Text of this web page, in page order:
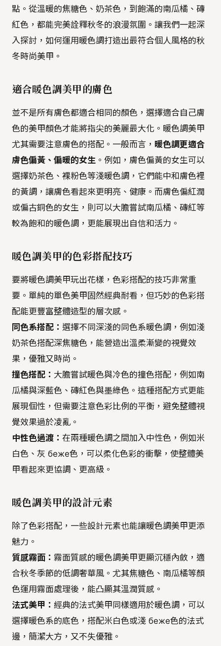
點。從溫暖的焦糖色、奶茶色，到飽滿的南瓜橘、磚
紅色，都能完美詮釋秋冬的浪漫氛圍。讓我們一起深
入探討，如何運用暖色調打造出最符合個人風格的秋
冬時尚美甲。
適合暖色調美甲的膚色
並不是所有膚色都適合相同的顏色，選擇適合自己膚
色的美甲顏色才能將指尖的美麗最大化。暖色調美甲
尤其需要注意膚色的搭配。一般而言， 暖色調更適合
膚色偏黃、偏暖的女生 。例如，膚色偏黃的女生可以
選擇奶茶色、裸粉色等淺暖色調，它們能中和膚色裡
的黃調，讓膚色看起來更明亮、健康。而膚色偏紅潤
或偏古銅色的女生，則可以大膽嘗試南瓜橘、磚紅等
較為飽和的暖色調，更能展現出自信和活力。
暖色調美甲的色彩搭配技巧
要將暖色調美甲玩出花樣，色彩搭配的技巧非常重
要。單純的單色美甲固然經典耐看，但巧妙的色彩搭
配能更豐富整體造型的層次感。
同色系搭配： 選擇不同深淺的同色系暖色調，例如淺
奶茶色搭配深焦糖色，能營造出溫柔漸變的視覺效
果，優雅又時尚。
撞色搭配： 大膽嘗試暖色與冷色的撞色搭配，例如南
瓜橘與深藍色、磚紅色與墨綠色。這種搭配方式更能
展現個性，但需要注意色彩比例的平衡，避免整體視
覺效果過於凌亂。
中性色過渡： 在兩種暖色調之間加入中性色，例如米
白色、灰 беже色，可以柔化色彩的衝擊，使整體美
甲看起來更協調、更高級。
暖色調美甲的設計元素
除了色彩搭配，一些設計元素也能讓暖色調美甲更添
魅力。
質感霧面： 霧面質感的暖色調美甲更顯沉穩內斂，適
合秋冬季節的低調奢華風。尤其焦糖色、南瓜橘等顏
色運用霧面處理後，能凸顯其溫潤質感。
法式美甲： 經典的法式美甲同樣適用於暖色調，可以
選擇暖色系的底色，搭配米白色或淺 беже色的法式
邊，簡潔大方，又不失優雅。